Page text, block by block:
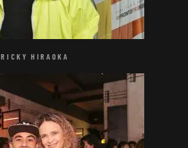
RICKY HIRAOKA